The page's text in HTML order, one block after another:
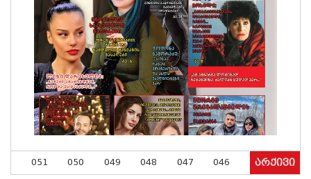
051 050 049 048 047 046 არქივი